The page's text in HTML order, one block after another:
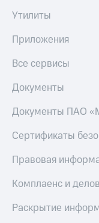
Утилиты
Приложения
Все сервисы
Документы
Документы ПАО
Сертификаты
Правовая
Комплаенс и
Раскрытие